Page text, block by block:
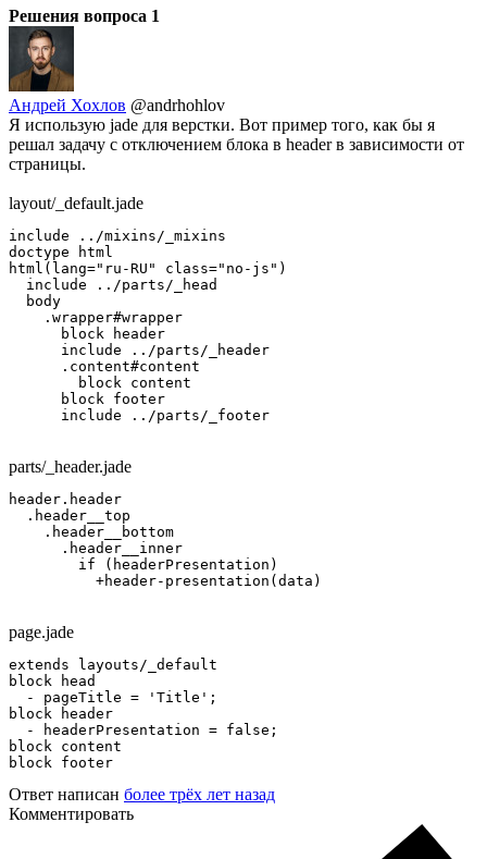
Решения вопроса 1
Андрей Хохлов @andrhohlov
Я использую jade для верстки. Вот пример того, как бы я
решал задачу с отключением блока в header в зависимости от
страницы.
layout/_default.jade
include ../mixins/_mixins
doctype html
html(lang="ru-RU" class="no-js")
  include ../parts/_head
  body
    .wrapper#wrapper
      block header
      include ../parts/_header
      .content#content
        block content
      block footer
      include ../parts/_footer
parts/_header.jade
header.header
  .header__top
    .header__bottom
      .header__inner
        if (headerPresentation)
          +header-presentation(data)
page.jade
extends layouts/_default
block head
  - pageTitle = 'Title';
block header
  - headerPresentation = false;
block content
block footer
Ответ написан более трёх лет назад
Комментировать